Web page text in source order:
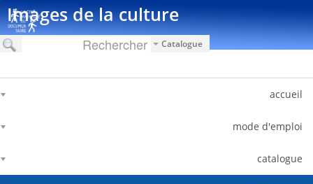
Images de la culture
Catalogue
accueil
mode d'emploi
catalogue